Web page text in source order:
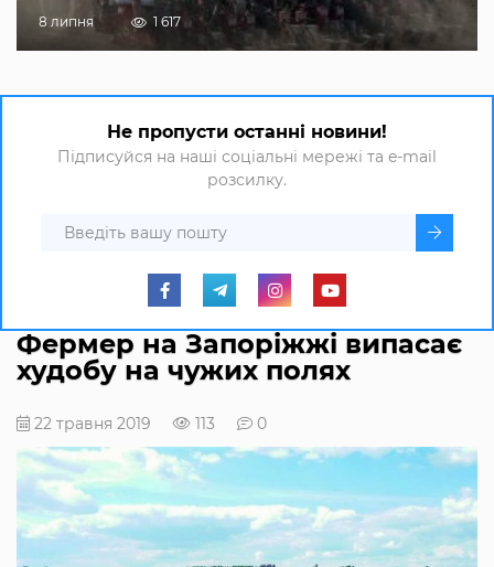
8 липня 1 617
Не пропусти останні новини!
Підписуйся на наші соціальні мережі та e-mail
розсилку.
Фермер на Запоріжжі випасає
худобу на чужих полях
22 травня 2019 113 0